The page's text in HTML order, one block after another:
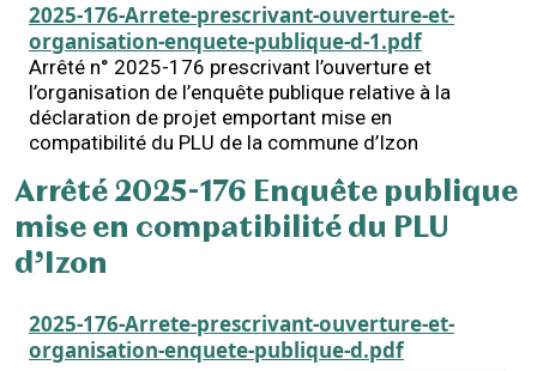
2025-176-Arrete-prescrivant-ouverture-et-
organisation-enquete-publique-d-1.pdf
Arrêté n° 2025-176 prescrivant l’ouverture et
l’organisation de l’enquête publique relative à la
déclaration de projet emportant mise en
compatibilité du PLU de la commune d’Izon
Arrêté 2025-176 Enquête publique
mise en compatibilité du PLU
d’Izon
2025-176-Arrete-prescrivant-ouverture-et-
organisation-enquete-publique-d.pdf